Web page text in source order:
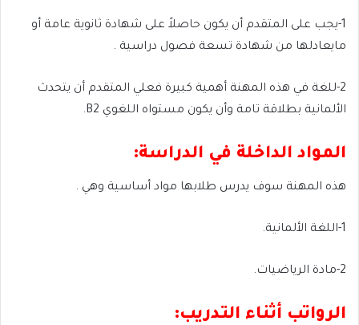
1-يجب على المتقدم أن يكون حاصلاً على شهادة ثانوية عامة أو
مايعادلها من شهادة تسعة فصول دراسية .
2-للغة في هذه المهنة أهمية كبيرة فعلي المتقدم أن يتحدث
الألمانية بطلاقة تامة وأن يكون مستواه اللغوي B2.
المواد الداخلة في الدراسة:
هذه المهنة سوف يدرس طلابها مواد أساسية وهي .
1-اللغة الألمانية.
2-مادة الرياضيات.
الرواتب أثناء التدريب: